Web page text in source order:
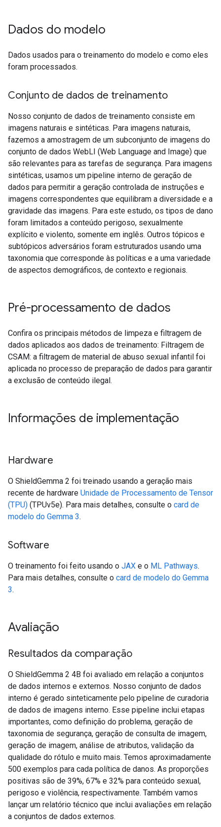
Dados do modelo
Dados usados para o treinamento do modelo e como eles
foram processados.
Conjunto de dados de treinamento
Nosso conjunto de dados de treinamento consiste em
imagens naturais e sintéticas. Para imagens naturais,
fazemos a amostragem de um subconjunto de imagens do
conjunto de dados WebLI (Web Language and Image) que
são relevantes para as tarefas de segurança. Para imagens
sintéticas, usamos um pipeline interno de geração de
dados para permitir a geração controlada de instruções e
imagens correspondentes que equilibram a diversidade e a
gravidade das imagens. Para este estudo, os tipos de dano
foram limitados a conteúdo perigoso, sexualmente
explícito e violento, somente em inglês. Outros tópicos e
subtópicos adversários foram estruturados usando uma
taxonomia que corresponde às políticas e a uma variedade
de aspectos demográficos, de contexto e regionais.
Pré-processamento de dados
Confira os principais métodos de limpeza e filtragem de
dados aplicados aos dados de treinamento: Filtragem de
CSAM: a filtragem de material de abuso sexual infantil foi
aplicada no processo de preparação de dados para garantir
a exclusão de conteúdo ilegal.
Informações de implementação
Hardware
O ShieldGemma 2 foi treinado usando a geração mais
recente de hardware Unidade de Processamento de Tensor
(TPU) (TPUv5e). Para mais detalhes, consulte o card de
modelo do Gemma 3.
Software
O treinamento foi feito usando o JAX e o ML Pathways.
Para mais detalhes, consulte o card de modelo do Gemma
3.
Avaliação
Resultados da comparação
O ShieldGemma 2 4B foi avaliado em relação a conjuntos
de dados internos e externos. Nosso conjunto de dados
interno é gerado sinteticamente pelo pipeline de curadoria
de dados de imagens interno. Esse pipeline inclui etapas
importantes, como definição do problema, geração de
taxonomia de segurança, geração de consulta de imagem,
geração de imagem, análise de atributos, validação da
qualidade do rótulo e muito mais. Temos aproximadamente
500 exemplos para cada política de danos. As proporções
positivas são de 39%, 67% e 32% para conteúdo sexual,
perigoso e violência, respectivamente. Também vamos
lançar um relatório técnico que inclui avaliações em relação
a conjuntos de dados externos.